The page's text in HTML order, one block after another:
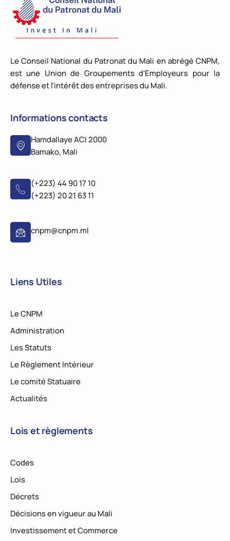
Le Conseil National du Patronat du Mali en abrégé CNPM,
est une Union de Groupements d'Employeurs pour la
défense et l'intérêt des entreprises du Mali.
Informations contacts
Hamdallaye ACI 2000
Bamako, Mali
(+223) 44 90 17 10
(+223) 20 21 63 11
cnpm@cnpm.ml
Liens Utiles
Le CNPM
Administration
Les Statuts
Le Règlement Intérieur
Le comité Statuaire
Actualités
Lois et règlements
Codes
Lois
Décrets
Décisions en vigueur au Mali
Investissement et Commerce